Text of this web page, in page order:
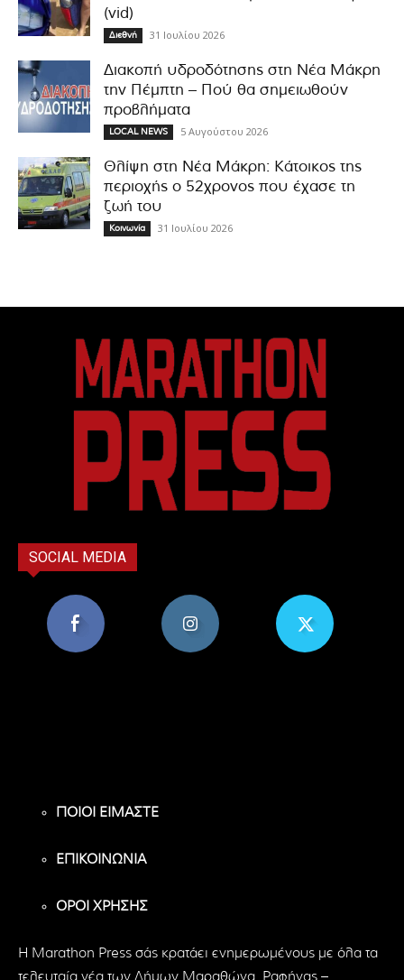
(vid)
Διεθνή 31 Ιουλίου 2026
Διακοπή υδροδότησης στη Νέα Μάκρη
την Πέμπτη – Πού θα σημειωθούν
προβλήματα
LOCAL NEWS 5 Αυγούστου 2026
Θλίψη στη Νέα Μάκρη: Κάτοικος της
περιοχής ο 52χρονος που έχασε τη
ζωή του
Κοινωνία 31 Ιουλίου 2026
SOCIAL MEDIA
ΠΟΙΟΙ ΕΙΜΑΣΤΕ
ΕΠΙΚΟΙΝΩΝΙΑ
ΟΡΟΙ ΧΡΗΣΗΣ
H Marathon Press σάς κρατάει ενημερωμένους με όλα τα
τελευταία νέα των Δήμων Μαραθώνα, Ραφήνας –